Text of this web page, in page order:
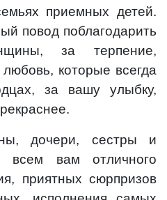
приемных детей.
повод поблагодарить
за терпение,
которые всегда
за вашу улыбку,
дочери, сестры и
вам отличного
приятных сюрпризов